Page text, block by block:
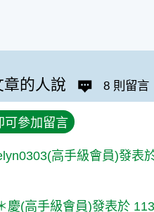
的人說 8 則留言
可參加留言
高手級會員)發表
慶(高手級會員)發表於